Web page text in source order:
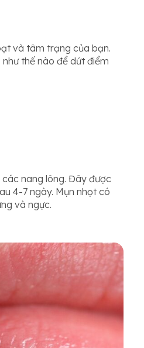
và tâm trạng của bạn.
thế nào để dứt điểm
nang lông. Đây được
4-7 ngày. Mụn nhọt có
và ngực.